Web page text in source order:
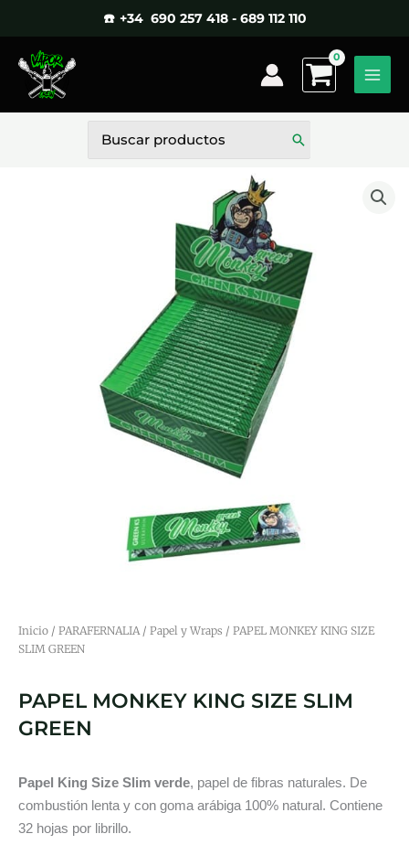
contenido
☎️ +34 690 257 418 - 689 112 110
por:
Inicio / PARAFERNALIA/ Papel y Wraps / PAPEL MONKEY KING SIZE
SLIM GREEN
PAPEL MONKEY KING SIZE SLIM
GREEN
Papel King Size Slim verde, papel de fibras naturales. De
combustión lenta y con goma arábiga 100% natural. Contiene
32 hojas por librillo.